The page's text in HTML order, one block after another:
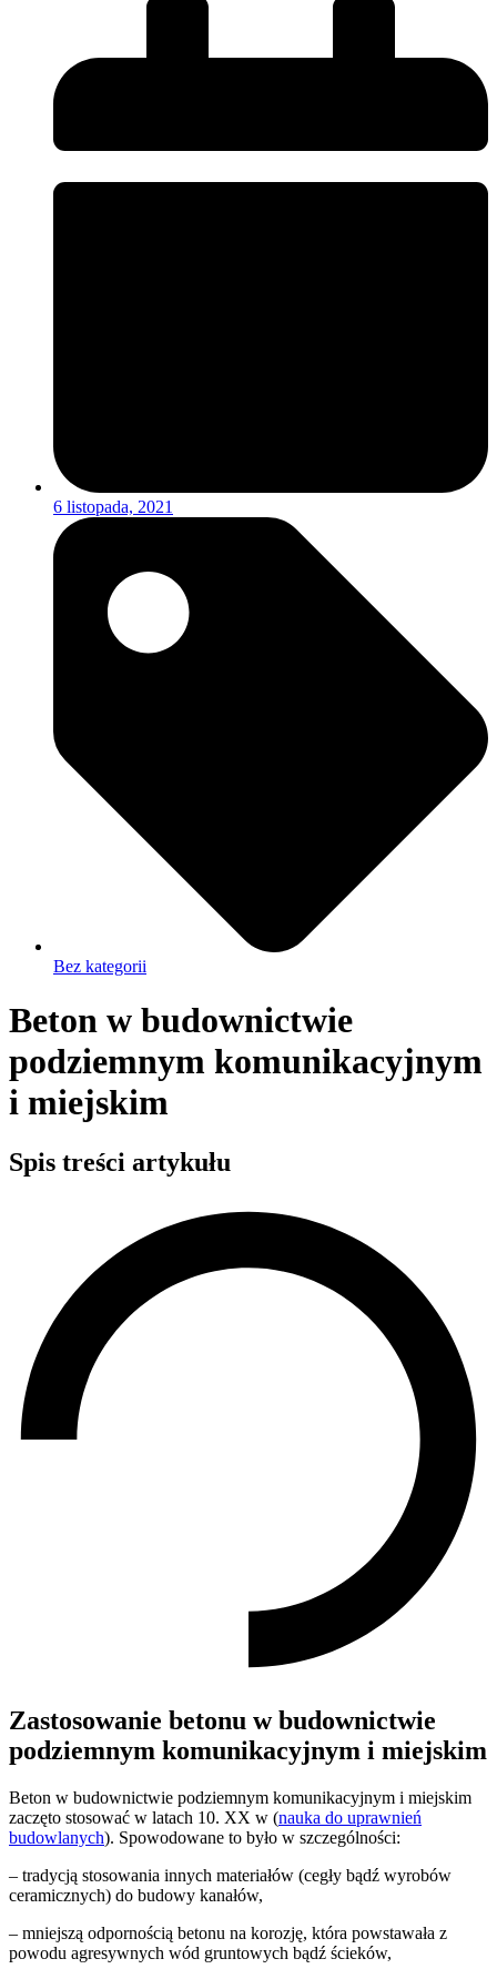
6 listopada, 2021
Bez kategorii
Beton w budownictwie
podziemnym komunikacyjnym
i miejskim
Spis treści artykułu
Zastosowanie betonu w budownictwie
podziemnym komunikacyjnym i miejskim
Beton w budownictwie podziemnym komunikacyjnym i miejskim
zaczęto stosować w latach 10. XX w (nauka do uprawnień
budowlanych). Spowodowane to było w szczególności:
– tradycją stosowania innych materiałów (cegły bądź wyrobów
ceramicznych) do budowy kanałów,
– mniejszą odpornością betonu na korozję, która powstawała z
powodu agresywnych wód gruntowych bądź ścieków,